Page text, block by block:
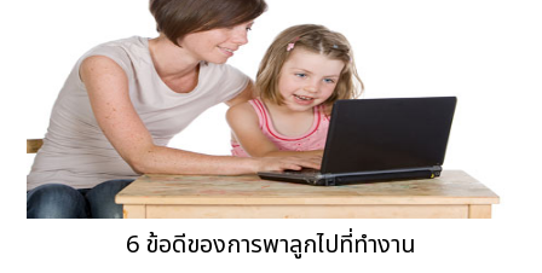
6 ข้อดีของการพาลูกไปที่ทำงาน